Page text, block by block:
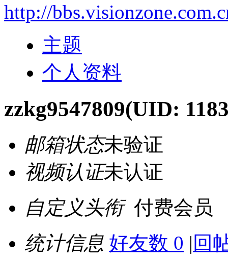
http://
主题
个人资料
zzkg9547809(UID:
邮箱状态未验证
视频认证未认证
自定义头衔 付费会员
统计信息 好友数 0 | 回